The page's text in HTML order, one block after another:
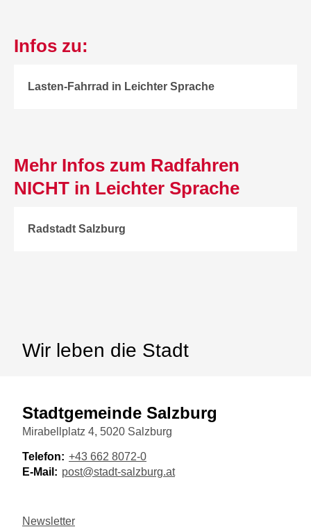
Infos zu:
Lasten-Fahrrad in Leichter Sprache
Mehr Infos zum Radfahren
NICHT in Leichter Sprache
Radstadt Salzburg
Wir leben die Stadt
Stadtgemeinde Salzburg
Mirabellplatz 4, 5020 Salzburg
Telefon: +43 662 8072-0
E-Mail: post@stadt-salzburg.at
Newsletter